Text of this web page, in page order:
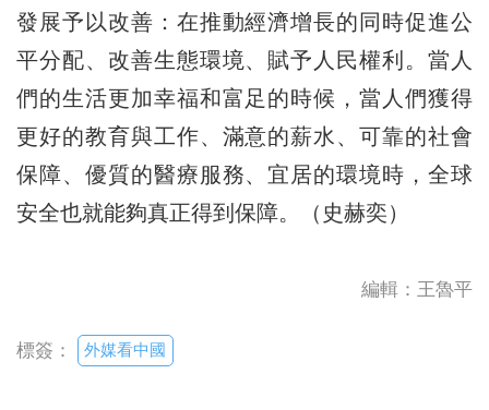
發展予以改善：在推動經濟增長的同時促進公
平分配、改善生態環境、賦予人民權利。當人
們的生活更加幸福和富足的時候，當人們獲得
更好的教育與工作、滿意的薪水、可靠的社會
保障、優質的醫療服務、宜居的環境時，全球
安全也就能夠真正得到保障。（史赫奕）
編輯：王魯平
標簽： 外媒看中國